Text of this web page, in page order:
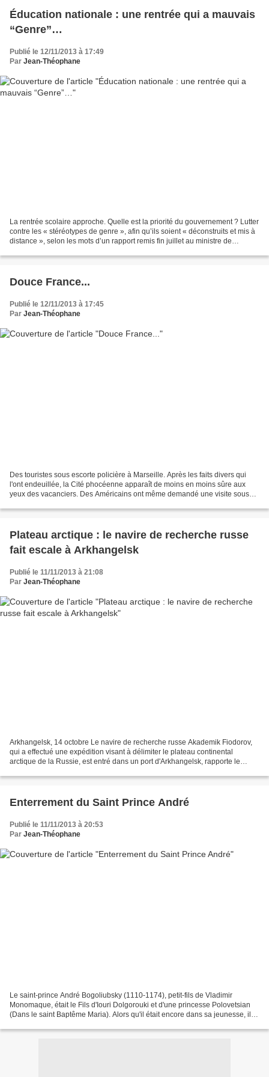
Éducation nationale : une rentrée qui a mauvais
“Genre”…
Publié le 12/11/2013 à 17:49
Par Jean-Théophane
La rentrée scolaire approche. Quelle est la priorité du gouvernement ? Lutter
contre les « stéréotypes de genre », afin qu’ils soient « déconstruits et mis à
distance », selon les mots d’un rapport remis fin juillet au ministre de
Douce France...
Publié le 12/11/2013 à 17:45
Par Jean-Théophane
Des touristes sous escorte policière à Marseille. Après les faits divers qui
l'ont endeuillée, la Cité phocéenne apparaît de moins en moins sûre aux
yeux des vacanciers. Des Américains ont même demandé une visite sous
Plateau arctique : le navire de recherche russe
fait escale à Arkhangelsk
Publié le 11/11/2013 à 21:08
Par Jean-Théophane
Arkhangelsk, 14 octobre Le navire de recherche russe Akademik Fiodorov,
qui a effectué une expédition visant à délimiter le plateau continental
arctique de la Russie, est entré dans un port d'Arkhangelsk, rapporte le
Enterrement du Saint Prince André
Publié le 11/11/2013 à 20:53
Par Jean-Théophane
Le saint-prince André Bogoliubsky (1110-1174), petit-fils de Vladimir
Monomaque, était le Fils d'Iouri Dolgorouki et d'une princesse Polovetsian
(Dans le saint Baptême Maria). Alors qu'il était encore dans sa jeunesse, il a